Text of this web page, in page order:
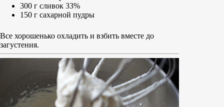
300 г сливок 33%
150 г сахарной пудры
Все хорошенько охладить и взбить вместе до
загустения.